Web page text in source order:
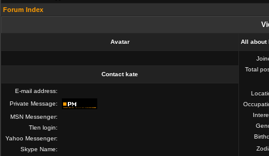
Forum Index
Avatar All about
Total
Contact kate
E-mail address:
Private Message:
MSN Messenger:
Tlen login:
Yahoo Messenger:
Skype Name: